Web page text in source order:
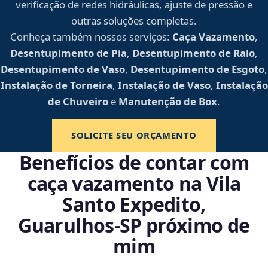
verificação de redes hidráulicas, ajuste de pressão e
outras soluções completas.
Conheça também nossos serviços: Caça Vazamento,
Desentupimento de Pia, Desentupimento de Ralo,
Desentupimento de Vaso, Desentupimento de Esgoto,
Instalação de Torneira, Instalação de Vaso, Instalação
de Chuveiro e Manutenção de Box.
SOLICITE SEU ORÇAMENTO
Benefícios de contar com
caça vazamento na Vila
Santo Expedito,
Guarulhos‑SP próximo de
mim